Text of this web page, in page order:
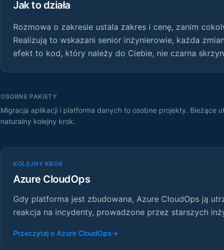
Jak to działa
Rozmowa o zakresie ustala zakres i cenę, zanim
Realizują to wskazani senior inżynierowie, każda
efekt to kod, który należy do Ciebie, nie czarna
OSOBNE PAKIETY
Migracja aplikacji i platforma danych to osobne projekty. Bieżące
naturalny kolejny krok.
KOLEJNY KROK
Azure CloudOps
Gdy platforma jest zbudowana, Azure CloudOps ją
reakcja na incydenty, prowadzone przez starszych
Przeczytaj o Azure CloudOps→